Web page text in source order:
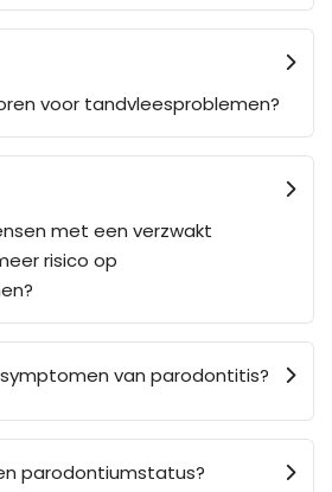
voor tandvleesproblemen?
met een verzwakt
risico op
van parodontitis?
parodontiumstatus?